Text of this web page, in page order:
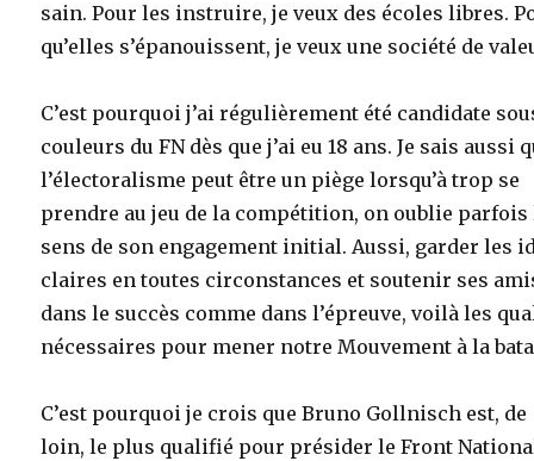
sain. Pour les instruire, je veux des écoles libres.
qu’elles s’épanouissent, je veux une société de
C’est pourquoi j’ai régulièrement été candidate
couleurs du FN dès que j’ai eu 18 ans. Je sais aussi
l’électoralisme peut être un piège lorsqu’à trop se
prendre au jeu de la compétition, on oublie parfois
sens de son engagement initial. Aussi, garder les
claires en toutes circonstances et soutenir ses
dans le succès comme dans l’épreuve, voilà les
nécessaires pour mener notre Mouvement à la
C’est pourquoi je crois que Bruno Gollnisch est, de
loin, le plus qualifié pour présider le Front